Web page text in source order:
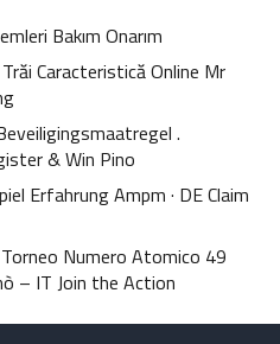
Bakım Onarım
Caracteristică Online Mr
.
& Win Pino
Erfahrung Ampm · DE Claim
Numero Atomico 49
– IT Join the Action